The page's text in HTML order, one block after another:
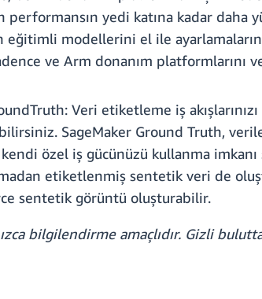
performansın yedi katına kadar daha
modellerini el ile
ve Arm donanım
Veri etiketleme iş
SageMaker Ground Truth,
kendi özel iş gücünüzü kullanma
etiketlenmiş sentetik veri de
sentetik görüntü oluşturabilir.
bilgilendirme amaçlıdır. Gizli